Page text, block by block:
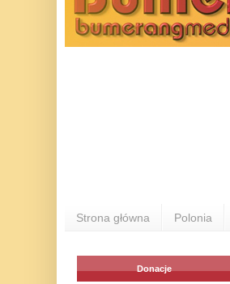
Strona główna Polonia
Donacje